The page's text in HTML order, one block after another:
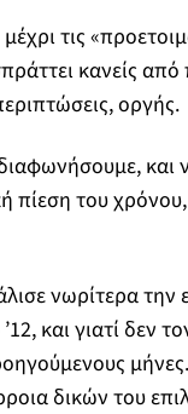
τις
κανείς
οργής.
και
πίεση του
νωρίτερα
και γιατί δεν
δικών του